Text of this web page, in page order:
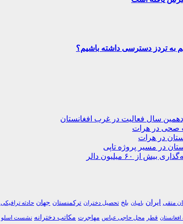
به تردز دسترسی داشته باشیم؟
صحی در هرات
در هرات
در مسیر پروژه تاپی
متقی ایران بامیان بلخ تحصیل دختران ترکمنستان جهان حادثه ترافیکی
قطر محل حاجی عباس مهاجرت مکاتب دخترانه نشست اسلو